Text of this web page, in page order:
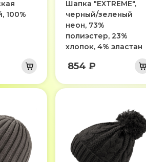
100%
Шапка "EXTREME",
черный/зеленый
неон, 73%
полиэстер, 23%
хлопок, 4% эластан
854 ₽